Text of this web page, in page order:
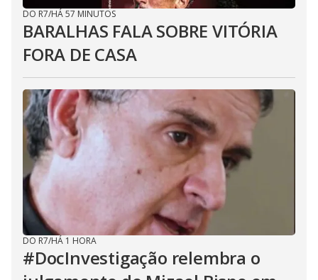
DO R7/HÁ 57 MINUTOS
BARALHAS FALA SOBRE VITÓRIA
FORA DE CASA
DO R7/HÁ 1 HORA
#DocInvestigação relembra o